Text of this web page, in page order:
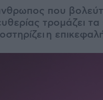
που
τρομάζει
η